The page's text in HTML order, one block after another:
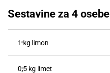
Sestavine za 4 osebe
1 kg limon
0,5 kg limet